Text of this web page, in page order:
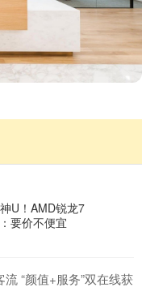
U！AMD锐龙7
要价不便宜
“颜值+服务”双在线获